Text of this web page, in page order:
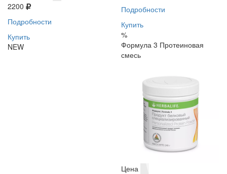
2200
Подробности
Купить
NEW
Подробности
Купить
%
Формула 3 Протеиновая
смесь
Цена